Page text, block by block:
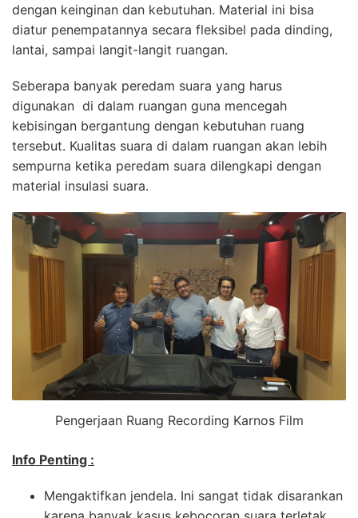
dengan keinginan dan kebutuhan. Material ini bisa
diatur penempatannya secara fleksibel pada dinding,
lantai, sampai langit-langit ruangan.
Seberapa banyak peredam suara yang harus
digunakan di dalam ruangan guna mencegah
kebisingan bergantung dengan kebutuhan ruang
tersebut. Kualitas suara di dalam ruangan akan lebih
sempurna ketika peredam suara dilengkapi dengan
material insulasi suara.
Pengerjaan Ruang Recording Karnos Film
Info Penting :
Mengaktifkan jendela. Ini sangat tidak disarankan